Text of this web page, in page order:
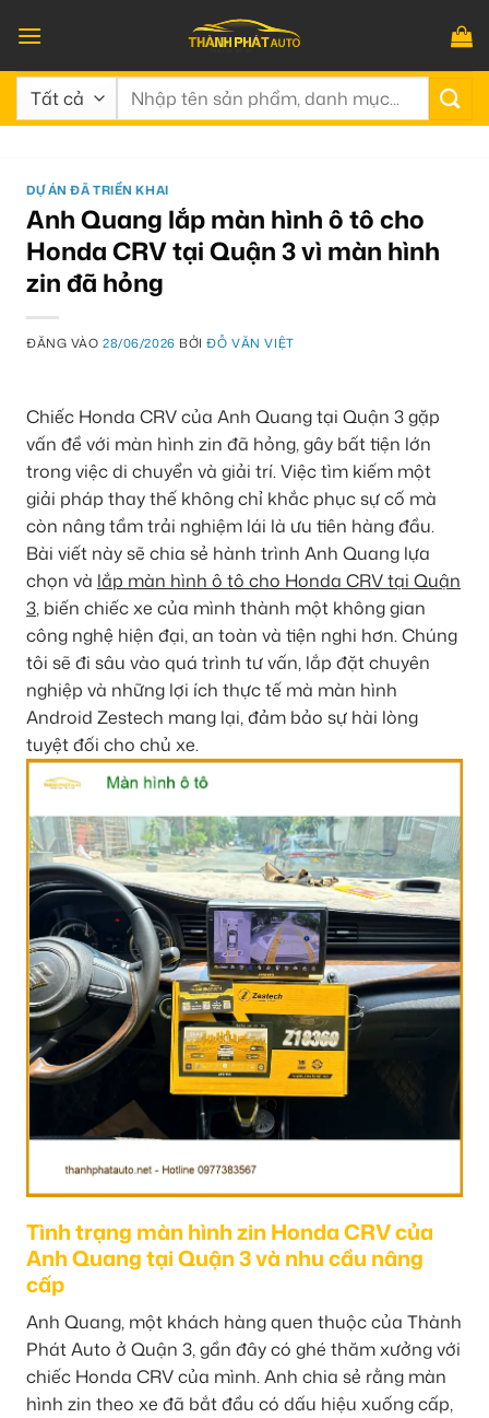
qua
nội
dung
Tìm
DỰ ÁN ĐÃ TRIỂN KHAI
Anh Quang lắp màn hình ô tô cho
Honda CRV tại Quận 3 vì màn hình
zin đã hỏng
ĐĂNG VÀO28/06/2026 BỞIĐỖ VĂN VIỆT
Chiếc Honda CRV của Anh Quang tại Quận 3 gặp
vấn đề với màn hình zin đã hỏng, gây bất tiện lớn
trong việc di chuyển và giải trí. Việc tìm kiếm một
giải pháp thay thế không chỉ khắc phục sự cố mà
còn nâng tầm trải nghiệm lái là ưu tiên hàng đầu.
Bài viết này sẽ chia sẻ hành trình Anh Quang lựa
chọn và lắp màn hình ô tô cho Honda CRV tại Quận
3, biến chiếc xe của mình thành một không gian
công nghệ hiện đại, an toàn và tiện nghi hơn. Chúng
tôi sẽ đi sâu vào quá trình tư vấn, lắp đặt chuyên
nghiệp và những lợi ích thực tế mà màn hình
Android Zestech mang lại, đảm bảo sự hài lòng
tuyệt đối cho chủ xe.
Tình trạng màn hình zin Honda CRV của
Anh Quang tại Quận 3 và nhu cầu nâng
cấp
Anh Quang, một khách hàng quen thuộc của Thành
Phát Auto ở Quận 3, gần đây có ghé thăm xưởng với
chiếc Honda CRV của mình. Anh chia sẻ rằng màn
hình zin theo xe đã bắt đầu có dấu hiệu xuống cấp,